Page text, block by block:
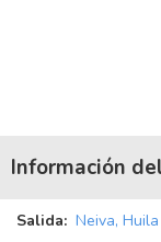
Información
Salida: Neiva, Huila